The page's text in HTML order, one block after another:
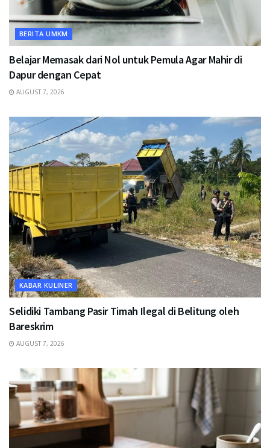
BERITA UMKM
Belajar Memasak dari Nol untuk Pemula Agar Mahir di
Dapur dengan Cepat
AUGUST 7, 2026
KABAR KULINER
Selidiki Tambang Pasir Timah Ilegal di Belitung oleh
Bareskrim
AUGUST 7, 2026